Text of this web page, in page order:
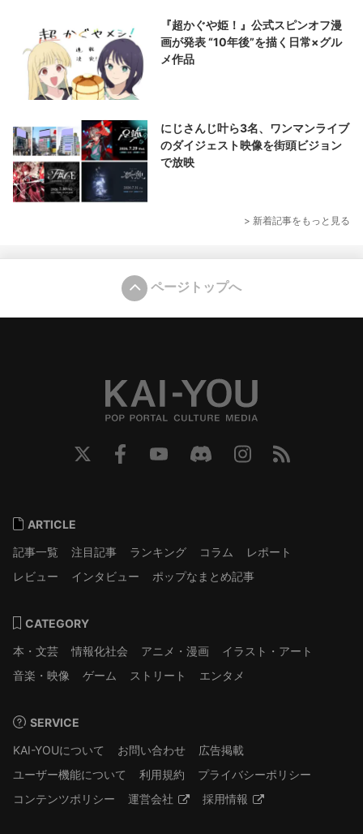
『超かぐや姫！』公式スピンオフ漫
画が発表 “10年後”を描く日常×グル
メ作品
にじさんじ叶ら3名、ワンマンライブ
のダイジェスト映像を街頭ビジョン
で放映
> 新着記事をもっと見る
ページトップへ
ARTICLE
記事一覧
注目記事 ランキング コラム
レポート
レビュー
インタビュー ポップなまとめ記事
CATEGORY
本・文芸
情報化社会 アニメ・漫画
イラスト・アート
音楽・映像
ゲーム ストリート エンタメ
SERVICE
KAI-YOUについて
お問い合わせ
広告掲載
ユーザー機能について
利用規約
プライバシーポリシー
コンテンツポリシー
運営会社 採用情報